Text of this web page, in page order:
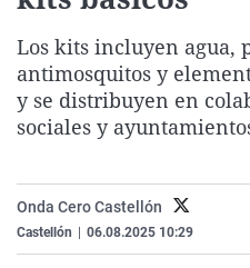
Los kits incluyen agua,
antimosquitos y
y se distribuyen en
sociales y
Onda Cero Castellón
Castellón 06.08.2025 10:29